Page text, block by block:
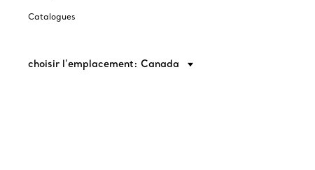
Catalogues
choisir l’emplacement: Canada